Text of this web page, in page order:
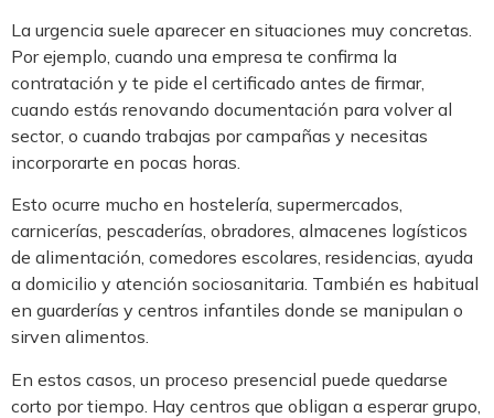
La urgencia suele aparecer en situaciones muy concretas.
Por ejemplo, cuando una empresa te confirma la
contratación y te pide el certificado antes de firmar,
cuando estás renovando documentación para volver al
sector, o cuando trabajas por campañas y necesitas
incorporarte en pocas horas.
Esto ocurre mucho en hostelería, supermercados,
carnicerías, pescaderías, obradores, almacenes logísticos
de alimentación, comedores escolares, residencias, ayuda
a domicilio y atención sociosanitaria. También es habitual
en guarderías y centros infantiles donde se manipulan o
sirven alimentos.
En estos casos, un proceso presencial puede quedarse
corto por tiempo. Hay centros que obligan a esperar grupo,